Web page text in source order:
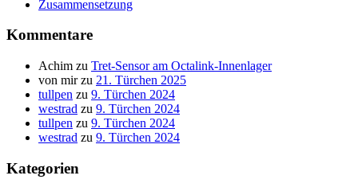
Zusammensetzung
Kommentare
Achim zu Tret-Sensor am Octalink-Innenlager
von mirzu 21. Türchen 2025
tullpen zu 9. Türchen 2024
westrad zu 9. Türchen 2024
tullpen zu 9. Türchen 2024
westrad zu 9. Türchen 2024
Kategorien